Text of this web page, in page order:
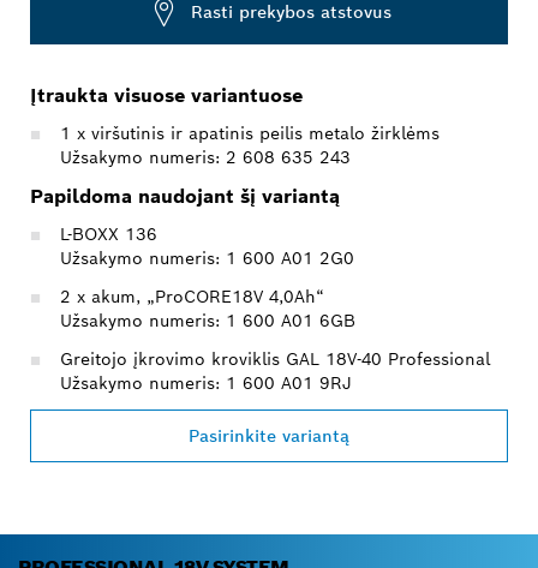
Rasti prekybos atstovus
Įtraukta visuose variantuose
1 x viršutinis ir apatinis peilis metalo žirklėms
Užsakymo numeris: 2 608 635 243
Papildoma naudojant šį variantą
L-BOXX 136
Užsakymo numeris: 1 600 A01 2G0
2 x akum, „ProCORE18V 4,0Ah“
Užsakymo numeris: 1 600 A01 6GB
Greitojo įkrovimo kroviklis GAL 18V-40 Professional
Užsakymo numeris: 1 600 A01 9RJ
Pasirinkite variantą